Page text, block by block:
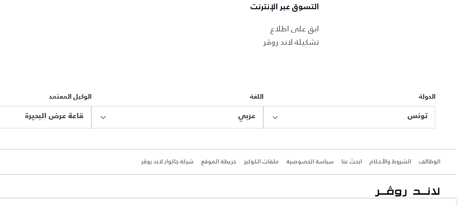
التسوق عبر الإنترنت
ابق على اطلاع
تشكيلة لاند روڤر
الدولة
تونس
اللغة
عربي
الوكيل المعتمد
قاعة عرض البحيرة
الوظائف الشروط والأحكام ابحث عنا سياسة الخصوصية ملفات الكوكيز خريطة الموقع شركة جاكوار لاند روڤر